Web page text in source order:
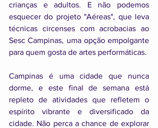
crianças e adultos. E não podemos
esquecer do projeto "Aéreas", que leva
técnicas circenses com acrobacias ao
Sesc Campinas, uma opção empolgante
para quem gosta de artes performáticas.
Campinas é uma cidade que nunca
dorme, e este final de semana está
repleto de atividades que refletem o
espírito vibrante e diversificado da
cidade. Não perca a chance de explorar